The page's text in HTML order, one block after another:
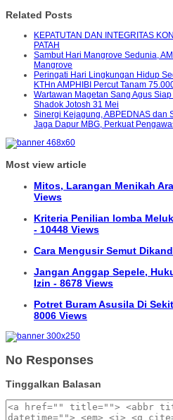
Related Posts
KEPATUTAN DAN INTEGRITAS
PATAH
Sambut Hari Mangrove Sedunia,
Mangrove
Peringati Hari Lingkungan Hidup
KTHn AMPHIBI Percut Tanam
Wartawan Magetan Sang Agus
Shadok Jotosh 31 Mei
Sinergi Kejagung, ABPEDNAS dan
Jaga Dapur MBG, Perkuat
Most view article
Mitos, Larangan Menikah
Views
Kriteria Penilian lomba
- 10448 Views
Cara Mengusir Semut
Jangan Anggap Sepele,
Izin - 8678 Views
Potret Buram Asusila Di
8006 Views
No Responses
Tinggalkan Balasan